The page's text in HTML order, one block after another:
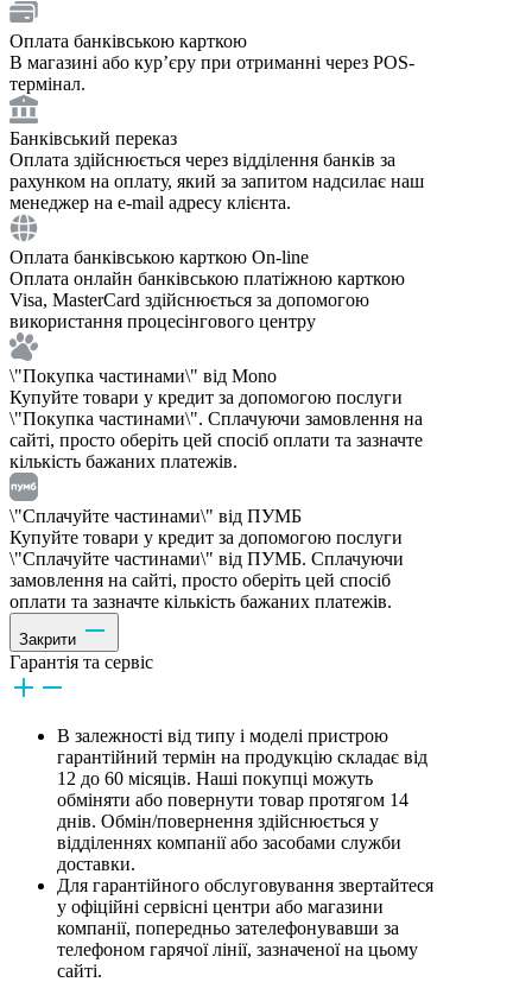
Оплата банківською карткою
В магазині або курʼєру при отриманні через POS-
термінал.
Банківський переказ
Оплата здійснюється через відділення банків за
рахунком на оплату, який за запитом надсилає наш
менеджер на e-mail адресу клієнта.
Оплата банківською карткою On-line
Оплата онлайн банківською платіжною карткою
Visa, MasterCard здійснюється за допомогою
використання процесінгового центру
\"Покупка частинами\" від Mono
Купуйте товари у кредит за допомогою послуги
\"Покупка частинами\". Сплачуючи замовлення на
сайті, просто оберіть цей спосіб оплати та зазначте
кількість бажаних платежів.
\"Сплачуйте частинами\" від ПУМБ
Купуйте товари у кредит за допомогою послуги
\"Сплачуйте частинами\" від ПУМБ. Сплачуючи
замовлення на сайті, просто оберіть цей спосіб
оплати та зазначте кількість бажаних платежів.
Закрити
Гарантія та сервіс
В залежності від типу і моделі пристрою
гарантійний термін на продукцію складає від
12 до 60 місяців. Наші покупці можуть
обміняти або повернути товар протягом 14
днів. Обмін/повернення здійснюється у
відділеннях компанії або засобами служби
доставки.
Для гарантійного обслуговування звертайтеся
у офіційні сервісні центри або магазини
компанії, попередньо зателефонувавши за
телефоном гарячої лінії, зазначеної на цьому
сайті.